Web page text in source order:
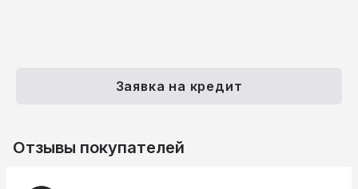
Заявка на кредит
Отзывы покупателей